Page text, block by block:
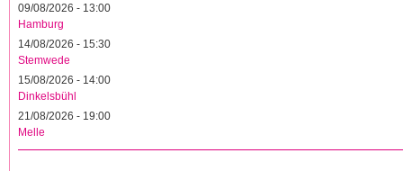
09/08/2026 - 13:00
Hamburg
14/08/2026 - 15:30
Stemwede
15/08/2026 - 14:00
Dinkelsbühl
21/08/2026 - 19:00
Melle